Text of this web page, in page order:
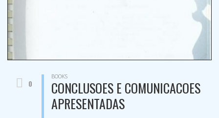
0
BOOKS
CONCLUSOES E COMUNICACOES
APRESENTADAS